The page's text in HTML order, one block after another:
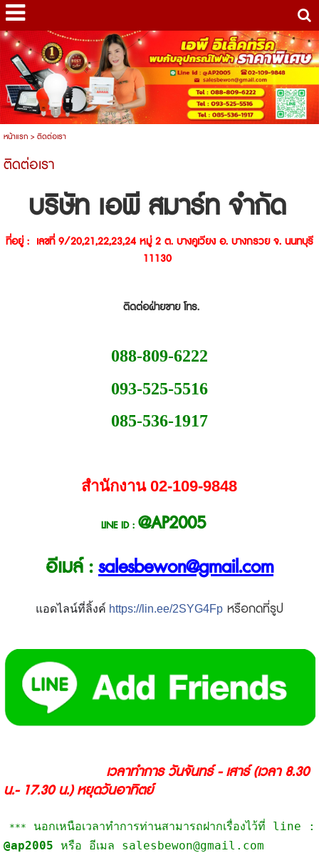
หน้าแรก> ติดต่อเรา
ติดต่อเรา
บริษัท เอพี สมาร์ท จำกัด
ที่อยู่ : เลขที่ 9/20,21,22,23,24 หมู่ 2 ต. บางคูเวียง อ. บางกรวย จ. นนทบุรี
11130
ติดต่อฝ่ายขาย โทร.
088-809-6222
093-525-5516
085-536-1917
สำนักงาน 02-109-9848
LINE ID :@AP2005
อีเมล์ : salesbewon@gmail.com
แอดไลน์ที่ลิ้งค์ https://lin.ee/2SYG4Fpหรือกดที่รูป
เวลาทำการ วันจันทร์ - เสาร์(เวลา 8.30
น.- 17.30 น.) หยุดวันอาทิตย์
***
นอกเหนือเวลาทำการท่านสามารถฝากเรื่องไว้ที่ line :
@ap2005 หรือ อีเมล salesbewon@gmail.com